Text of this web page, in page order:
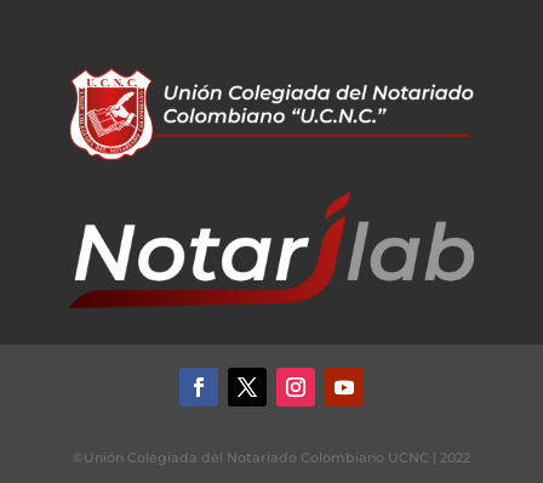
©Unión Colegiada del Notariado Colombiano UCNC | 2022